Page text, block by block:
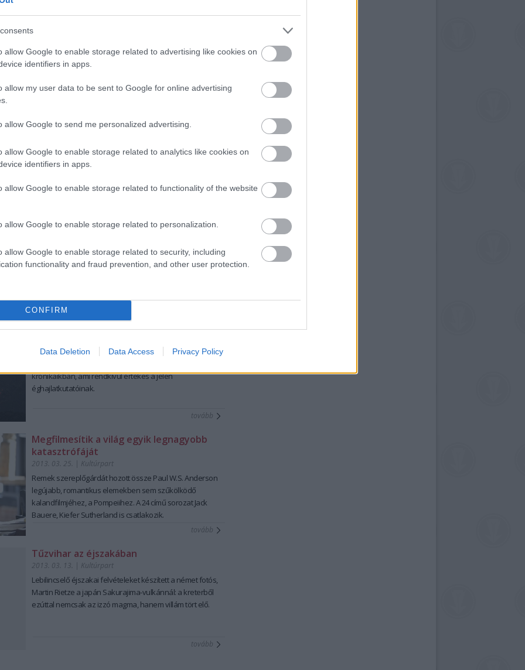
allow Google to enable storage related to advertising like cookies on
identifiers in apps.
allow my user data to be sent to Google for online advertising
allow Google to send me personalized advertising.
allow Google to enable storage related to analytics like cookies on
identifiers in apps.
allow Google to enable storage related to functionality of the website
allow Google to enable storage related to personalization.
allow Google to enable storage related to security, including
functionality and fraud prevention, and other user protection.
CONFIRM
Data Deletion Data Access Privacy Policy
Törökországban végbement valós kitöréssel.
Megtalálták a világ legnagyabb vulkánját
ATamu-fenékhegyegy gigászi domb a Csendes-
csupán 25 százalékkal kisebb agalaxis legnagyobb
vulkánjánál
, a Marson található Olimpia-hegynél.
tovább
kutatók
Egy1500 kilométer hosszú vulkanikusképződményt
fedeztek fel kutatók aNorvég-tengerben, amely
tovább
Szerzetesek - a középkor meteorológusai
Több mint1200 esztendőnagyvulkánkitöréseit is
krónikáikban,ami rendkívül értékes a jelen
éghajlatkutatóinak.
tovább
Megfilmesítik a világ egyik legnagyobb
katasztrófáját
2013. 03. 25. | Kultúrpart
Remek szereplőgárdát hozott össze Paul W.S. Anderson
legújabb, romantikus elemekben sem szűkölködő
kalandfilmjéhez, a Pompeiihez. A 24 című sorozat Jack
Bauere, Kiefer Sutherland is csatlakozik.
tovább
Tűzvihar az éjszakában
2013. 03. 13. | Kultúrpart
Lebilincselő éjszakai felvételeket készített a német fotós,
Martin Rietze a japán Sakurajima-vulkánnál: a kreterből
ezúttal nemcsak az izzó magma, hanem villám tört elő.
tovább